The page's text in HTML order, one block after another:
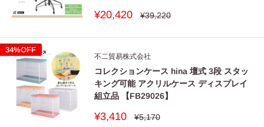
販
価
¥20,420
通
格
¥39,220
34%OFF
不二貿易株式会社
コレクションケース hina 壇式 3段 スタッ
キング可能 アクリルケース ディスプレイ
組立品 【FB29026】
販
¥3,410
通
¥5,170